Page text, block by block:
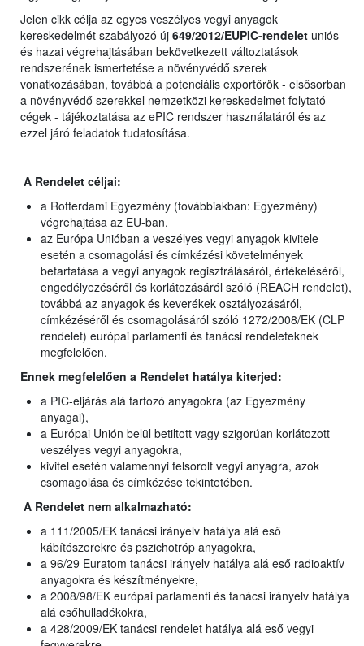
Jelen cikk célja az egyes veszélyes vegyi anyagok
kereskedelmét szabályozó új 649/2012/EUPIC-rendelet uniós
és hazai végrehajtásában bekövetkezett változtatások
rendszerének ismertetése a növényvédő szerek
vonatkozásában, továbbá a potenciális exportőrök - elsősorban
a növényvédő szerekkel nemzetközi kereskedelmet folytató
cégek - tájékoztatása az ePIC rendszer használatáról és az
ezzel járó feladatok tudatosítása.
A Rendelet céljai:
a Rotterdami Egyezmény (továbbiakban: Egyezmény)
végrehajtása az EU-ban,
az Európa Unióban a veszélyes vegyi anyagok kivitele
esetén a csomagolási és címkézési követelmények
betartatása a vegyi anyagok regisztrálásáról, értékeléséről,
engedélyezéséről és korlátozásáról szóló (REACH rendelet),
továbbá az anyagok és keverékek osztályozásáról,
címkézéséről és csomagolásáról szóló 1272/2008/EK (CLP
rendelet) európai parlamenti és tanácsi rendeleteknek
megfelelően.
Ennek megfelelően a Rendelet hatálya kiterjed:
a PIC-eljárás alá tartozó anyagokra (az Egyezmény
anyagai),
a Európai Unión belül betiltott vagy szigorúan korlátozott
veszélyes vegyi anyagokra,
kivitel esetén valamennyi felsorolt vegyi anyagra, azok
csomagolása és címkézése tekintetében.
A Rendelet nem alkalmazható:
a 111/2005/EK tanácsi irányelv hatálya alá eső
kábítószerekre és pszichotróp anyagokra,
a 96/29 Euratom tanácsi irányelv hatálya alá eső radioaktív
anyagokra és készítményekre,
a 2008/98/EK európai parlamenti és tanácsi irányelv hatálya
alá esőhulladékokra,
a 428/2009/EK tanácsi rendelet hatálya alá eső vegyi